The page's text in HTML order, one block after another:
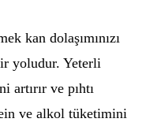
kan dolaşımınızı
yoludur. Yeterli
artırır ve pıhtı
ve alkol tüketimini